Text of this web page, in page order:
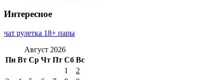
Интересное
чат рулетка 18+ пары
Август 2026
Пн Вт Ср Чт Пт Сб Вс
1
2